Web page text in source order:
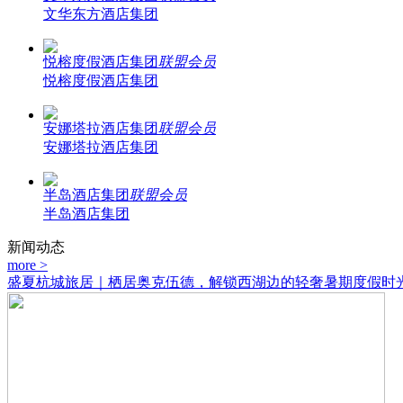
文华东方酒店集团
悦榕度假酒店集团联盟会员
悦榕度假酒店集团
安娜塔拉酒店集团联盟会员
安娜塔拉酒店集团
半岛酒店集团联盟会员
半岛酒店集团
新闻动态
more >
盛夏杭城旅居｜栖居奥克伍德，解锁西湖边的轻奢暑期度假时